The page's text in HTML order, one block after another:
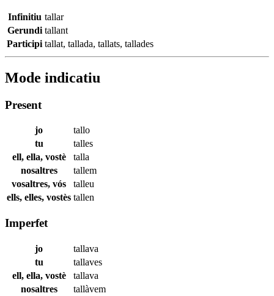
Infinitiu tallar
Gerundi tallant
Participi tallat, tallada, tallats, tallades
Mode indicatiu
Present
jo
tallo
tu
talles
ell, ella, vostè
talla
nosaltres
tallem
vosaltres, vós
talleu
ells, elles, vostès tallen
Imperfet
jo
tallava
tu
tallaves
ell, ella, vostè
tallava
nosaltres
tallàvem